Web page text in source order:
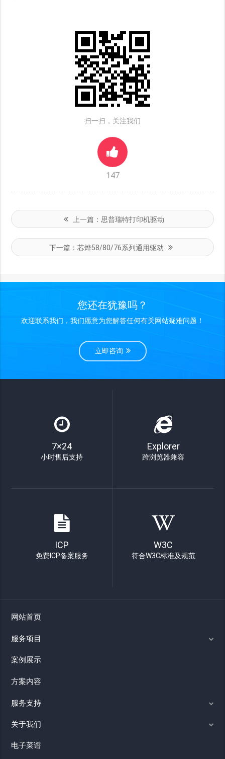
扫一扫，关注我们
147
上一篇： 思普瑞特打印机驱动
下一篇：芯烨58/80/76系列通用驱动
您还在犹豫吗？
欢迎联系我们，我们愿意为您解答任何有关网站疑难问题！
立即咨询
7×24
小时售后支持
Explorer
跨浏览器兼容
ICP
免费ICP备案服务
W3C
符合W3C标准及规范
网站首页
服务项目
案例展示
方案内容
服务支持
关于我们
电子菜谱